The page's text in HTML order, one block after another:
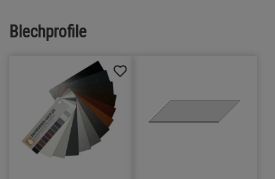
Blechprofile